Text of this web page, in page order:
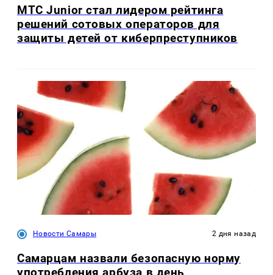
МТС Junior стал лидером рейтинга
решений сотовых операторов для
защиты детей от киберпреступников
Новости Самары 2 дня назад
Самарцам назвали безопасную норму
употребления арбуза в день